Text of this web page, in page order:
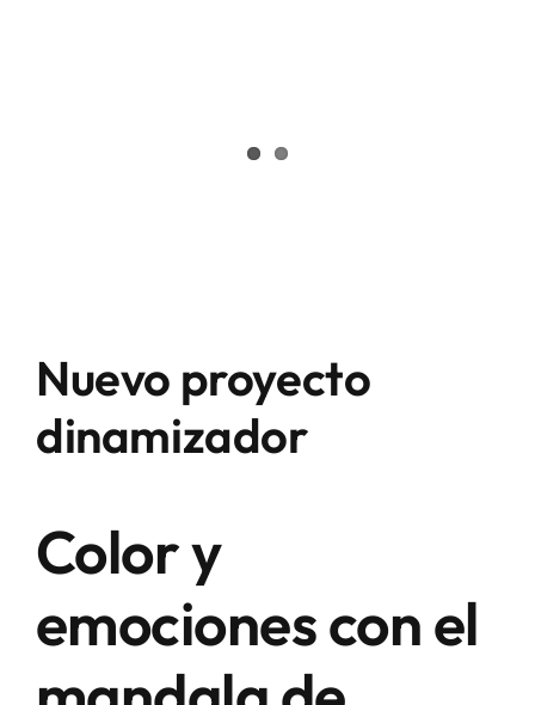
Nuevo proyecto
dinamizador
Color y
emociones con el